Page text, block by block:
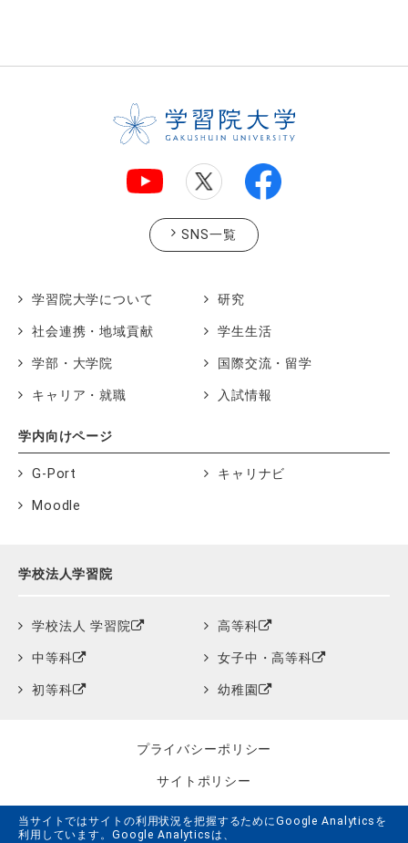
当サイトではサイトの利用状況を把握するためにGoogle Analyticsを
利用しています。Google Analyticsは、
SNS一覧
学習院大学について 研究
社会連携・地域貢献 学生生活
学部・大学院 国際交流・留学
キャリア・就職 入試情報
学内向けページ
G-Port キャリナビ
Moodle
学校法人学習院
学校法人 学習院 高等科
中等科 女子中・高等科
初等科 幼稚園
プライバシーポリシー
サイトポリシー
クッキーポリシー